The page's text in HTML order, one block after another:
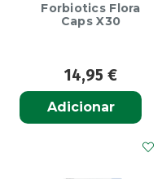
Forbiotics Flora
Caps X30
14,95 €
Adicionar